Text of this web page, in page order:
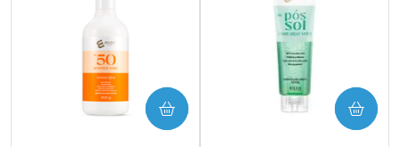
COMPRAR COMPRAR